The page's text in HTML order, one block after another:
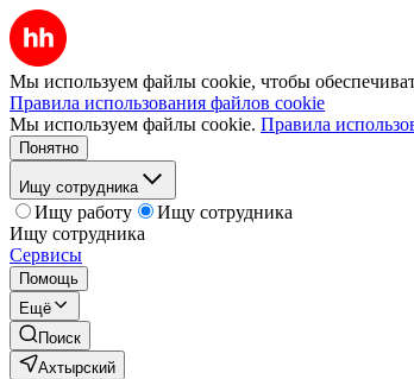
Мы используем файлы cookie, чтобы
Правила использования файлов cookie
Мы используем файлы cookie. Правила
Понятно
Ищу сотрудника
Ищу работу
Ищу сотрудника
Ищу сотрудника
Сервисы
Помощь
Ещё
Поиск
Ахтырский